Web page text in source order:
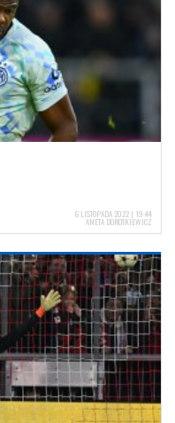
6 LISTOPADA 2022 | 19:44
ANETA DOROTKIEWICZ